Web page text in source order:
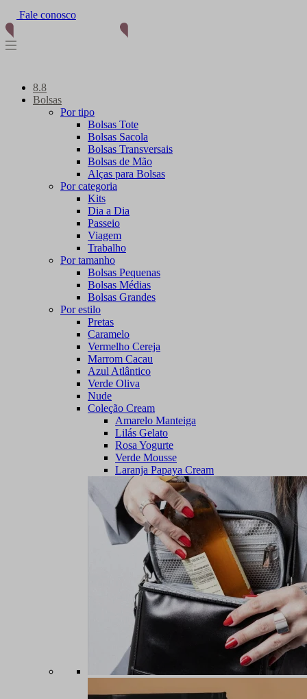
Fale conosco
8.8
Bolsas
Por tipo
Bolsas Tote
Bolsas Sacola
Bolsas Transversais
Bolsas de Mão
Alças para Bolsas
Por categoria
Kits
Dia a Dia
Passeio
Viagem
Trabalho
Por tamanho
Bolsas Pequenas
Bolsas Médias
Bolsas Grandes
Por estilo
Pretas
Caramelo
Vermelho Cereja
Marrom Cacau
Azul Atlântico
Verde Oliva
Nude
Coleção Cream
Amarelo Manteiga
Lilás Gelato
Rosa Yogurte
Verde Mousse
Laranja Papaya Cream